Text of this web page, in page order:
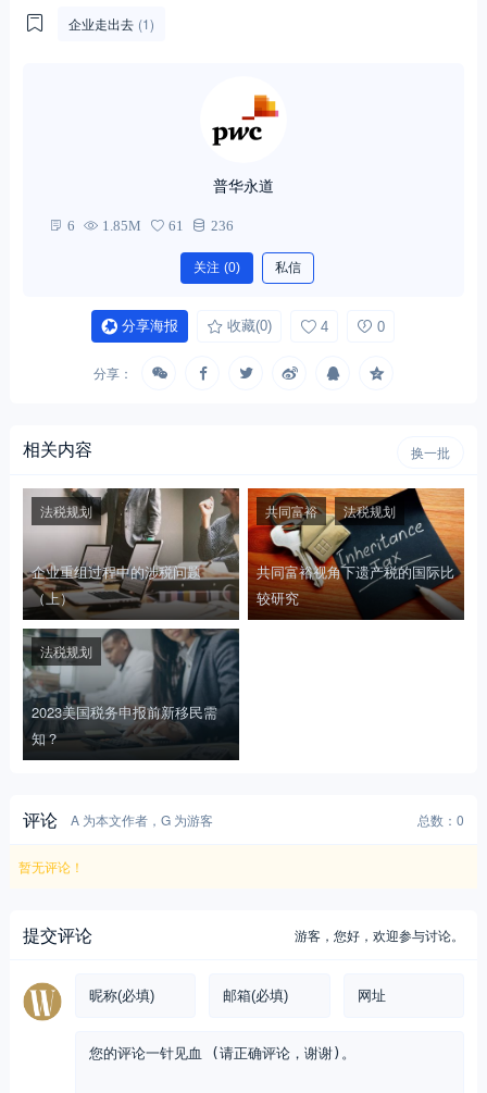
企业走出去 (1)
普华永道
6 1.85M 61 236
关注 (0) 私信
分享海报 收藏(0) 4 0
分享：
相关内容 换一批
企业重组过程中的涉税问题
（上）
法税规划
共同富裕视角下遗产税的国际比
较研究
共同富裕 法税规划
2023美国税务申报前新移民需
知？
法税规划
评论 A 为本文作者，G 为游客 总数：0
暂无评论！
提交评论 游客，您好，欢迎参与讨论。